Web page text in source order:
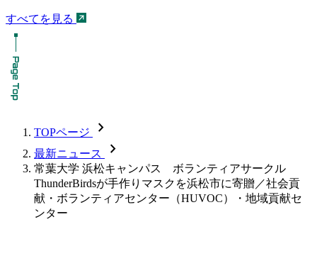
すべてを見る
TOPページ chevron_forward
最新ニュース chevron_forward
常葉大学 浜松キャンパス ボランティアサークル
ThunderBirdsが手作りマスクを浜松市に寄贈／社会貢
献・ボランティアセンター（HUVOC）・地域貢献セ
ンター